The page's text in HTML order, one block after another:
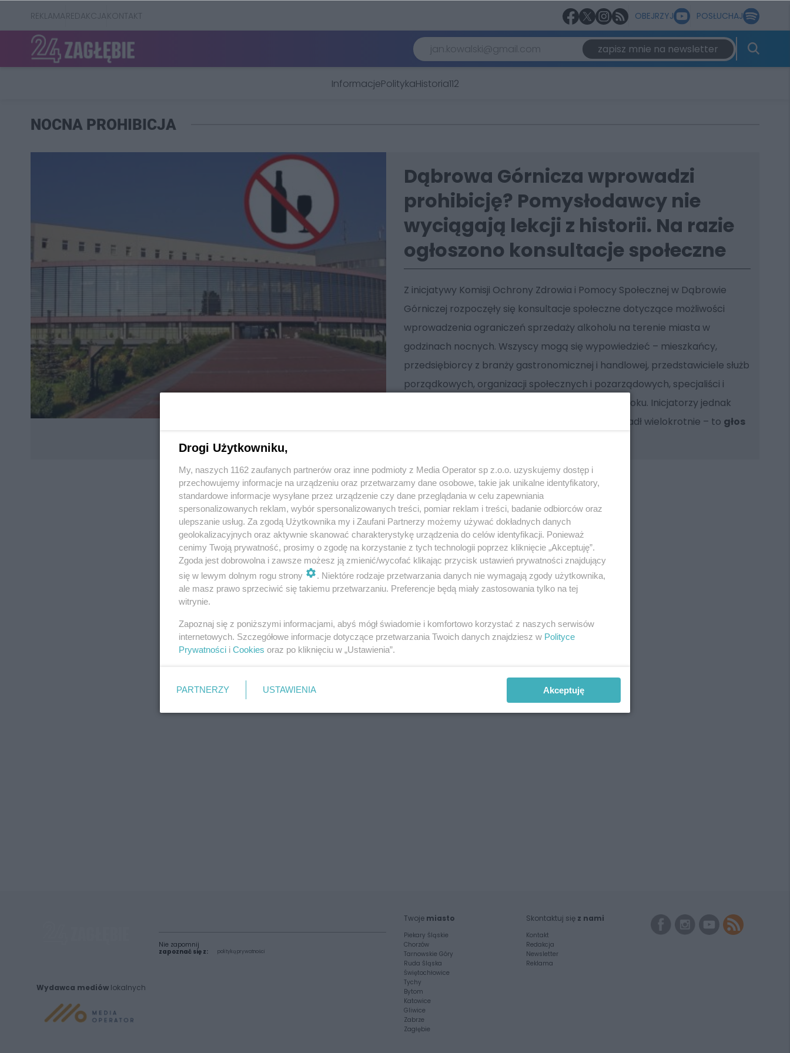
REKLAMAREDAKCJAKONTAKT OBEJRZYJ POSŁUCHAJ
zapisz mnie na newsletter
InformacjePolitykaHistoria112
NOCNA PROHIBICJA
Dąbrowa Górnicza wprowadzi
prohibicję? Pomysłodawcy nie
wyciągają lekcji z historii. Na razie
ogłoszono konsultacje społeczne
Z inicjatywy Komisji Ochrony Zdrowia i Pomocy Społecznej w Dąbrowie
Górniczej rozpoczęły się konsultacje społeczne dotyczące możliwości
wprowadzenia ograniczeń sprzedaży alkoholu na terenie miasta w
godzinach nocnych. Wszyscy mogą się wypowiedzieć – mieszkańcy,
przedsiębiorcy z branży gastronomicznej i handlowej, przedstawiciele służb
porządkowych, organizacji społecznych i pozarządowych, specjaliści i
każdy inny, ktokolwiek zechce – już 10 lipca 2025 roku. Inicjatorzy jednak
zdają się nie zauważać, że najważniejszy głos już padł wielokrotnie – to głos
REKLAMA REKLAMA
REKLAMA
Wydawca mediów lokalnych
Nie zapomnij
zapoznać się z:
polityką prywatności
Twoje miasto
Piekary Śląskie
Chorzów
Tarnowskie Góry
Ruda Śląska
Świętochłowice
Tychy
Bytom
Katowice
Gliwice
Zabrze
Zagłębie
Skontaktuj się z nami
Kontakt
Redakcja
Newsletter
Reklama
Drogi Użytkowniku,
My, naszych 1162 zaufanych partnerów oraz inne podmioty z Media Operator sp z.o.o. uzyskujemy dostęp i
przechowujemy informacje na urządzeniu oraz przetwarzamy dane osobowe, takie jak unikalne identyfikatory,
standardowe informacje wysyłane przez urządzenie czy dane przeglądania w celu zapewniania
spersonalizowanych reklam, wybór spersonalizowanych treści, pomiar reklam i treści, badanie odbiorców oraz
ulepszanie usług. Za zgodą Użytkownika my i Zaufani Partnerzy możemy używać dokładnych danych
geolokalizacyjnych oraz aktywnie skanować charakterystykę urządzenia do celów identyfikacji. Ponieważ
cenimy Twoją prywatność, prosimy o zgodę na korzystanie z tych technologii poprzez kliknięcie „Akceptuję”.
Zgoda jest dobrowolna i zawsze możesz ją zmienić/wycofać klikając przycisk ustawień prywatności znajdujący
się w lewym dolnym rogu strony
. Niektóre rodzaje przetwarzania danych nie wymagają zgody użytkownika,
ale masz prawo sprzeciwić się takiemu przetwarzaniu. Preferencje będą miały zastosowania tylko na tej
witrynie.
Zapoznaj się z poniższymi informacjami, abyś mógł świadomie i komfortowo korzystać z naszych serwisów
internetowych. Szczegółowe informacje dotyczące przetwarzania Twoich danych znajdziesz w Polityce
Prywatności i Cookies oraz po kliknięciu w „Ustawienia”.
PARTNERZY USTAWIENIA Akceptuję